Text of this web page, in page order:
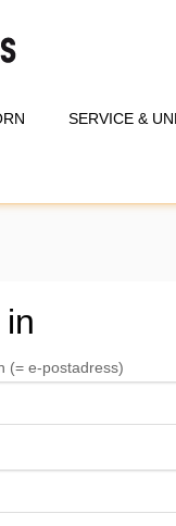
SERVICE &
(= e-postadress)